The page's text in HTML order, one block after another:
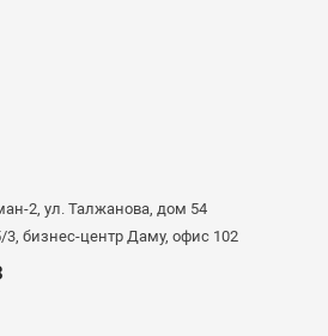
2, ул. Талжанова, дом 54
бизнес-центр Даму, офис 102